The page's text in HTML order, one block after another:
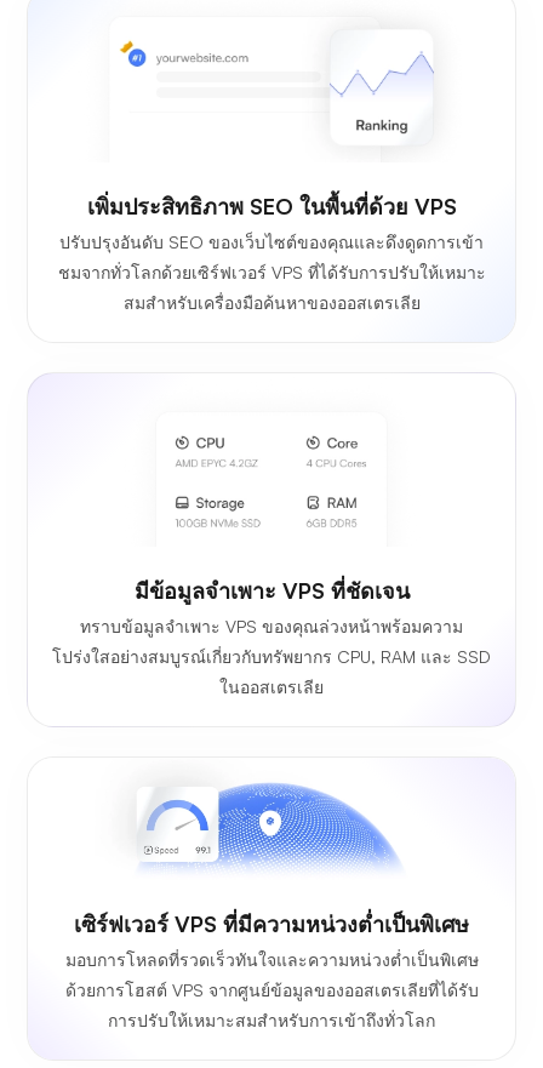
เพิ่มประสิทธิภาพ SEO ในพื้นที่ด้วย VPS
ปรับปรุงอันดับ SEO ของเว็บไซต์ของคุณและดึงดูดการเข้า
ชมจากทั่วโลกด้วยเซิร์ฟเวอร์ VPS ที่ได้รับการปรับให้เหมาะ
สมสำหรับเครื่องมือค้นหาของออสเตรเลีย
มีข้อมูลจำเพาะ VPS ที่ชัดเจน
ทราบข้อมูลจำเพาะ VPS ของคุณล่วงหน้าพร้อมความ
โปร่งใสอย่างสมบูรณ์เกี่ยวกับทรัพยากร CPU, RAM และ SSD
ในออสเตรเลีย
เซิร์ฟเวอร์ VPS ที่มีความหน่วงต่ำเป็นพิเศษ
มอบการโหลดที่รวดเร็วทันใจและความหน่วงต่ำเป็นพิเศษ
ด้วยการโฮสต์ VPS จากศูนย์ข้อมูลของออสเตรเลียที่ได้รับ
การปรับให้เหมาะสมสำหรับการเข้าถึงทั่วโลก